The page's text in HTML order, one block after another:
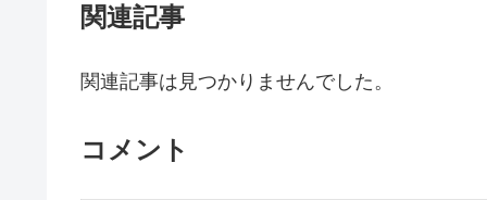
関連記事
関連記事は見つかりませんでした。
コメント